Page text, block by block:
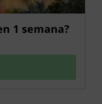
1 semana?